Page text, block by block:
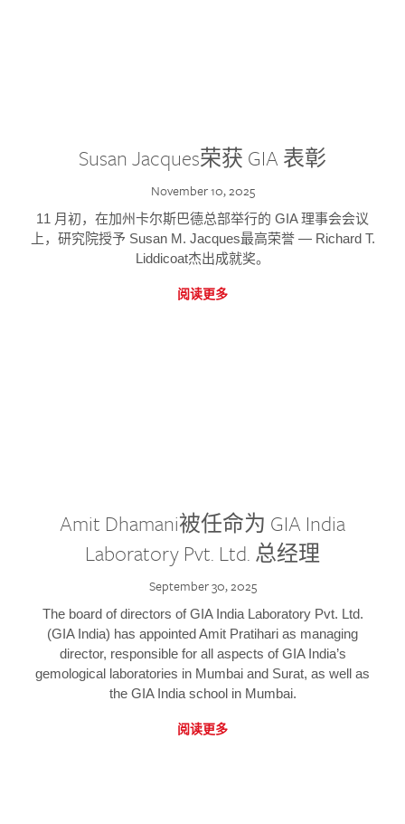
Susan Jacques荣获 GIA 表彰
November 10, 2025
11 月初，在加州卡尔斯巴德总部举行的 GIA 理事会会议
上，研究院授予 Susan M. Jacques最高荣誉 — Richard T.
Liddicoat杰出成就奖。
阅读更多
Amit Dhamani被任命为 GIA India
Laboratory Pvt. Ltd. 总经理
September 30, 2025
The board of directors of GIA India Laboratory Pvt. Ltd.
(GIA India) has appointed Amit Pratihari as managing
director, responsible for all aspects of GIA India’s
gemological laboratories in Mumbai and Surat, as well as
the GIA India school in Mumbai.
阅读更多